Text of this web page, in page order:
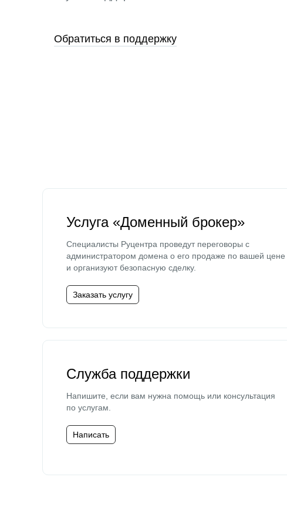
Обратиться в поддержку
Услуга «Доменный брокер»
Специалисты Руцентра проведут переговоры с
администратором домена о его продаже по вашей цене
и организуют безопасную сделку.
Заказать услугу
Служба поддержки
Напишите, если вам нужна помощь или консультация
по услугам.
Написать